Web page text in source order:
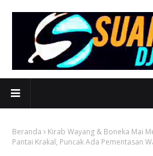
Beranda
Kirab Wayang & Boneka Mai
Pantai Krakal, Puncak Ada Pementasan